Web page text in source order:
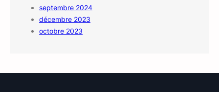
septembre 2024
décembre 2023
octobre 2023